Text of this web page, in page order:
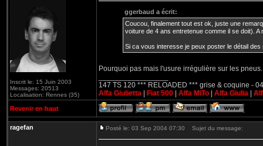
Inscrit le: 15 Juin 2003
Messages: 20513
Localisation: Rennes (35)
ggerbaud a écrit:
Coucou, finalement tout est ok, juste une
voiture de 4 ans entretenue comme il se doit).
Si ca vous interesse je peux poster le détail des
Pourquoi pas mais l'usure irrégulière sur les
147 TS 120 *** RELOADED *** grise & coquine -
Alfa Giulietta
Fiat 500 Alfa MiTo Alfa Giulia
Revenir en haut
ragefan Posté le: 03 Sep 2004 07:30 Sujet du message: